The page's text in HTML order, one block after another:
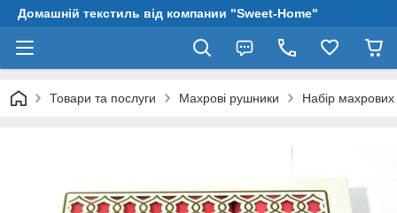
Домашній текстиль від компании "Sweet-Home"
Товари та послуги Махрові рушники Набір